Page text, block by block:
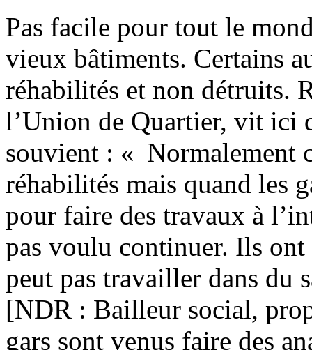
Pas facile pour tout le
vieux bâtiments. Certains
réhabilités et non détruits.
l’Union de Quartier, vit ici
souvient : « Normalement
réhabilités mais quand les
pour faire des travaux à
pas voulu continuer. Ils
peut pas travailler dans du
[NDR : Bailleur social,
gars sont venus faire des